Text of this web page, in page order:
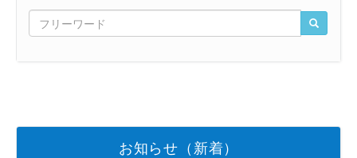
お知らせ（新着）